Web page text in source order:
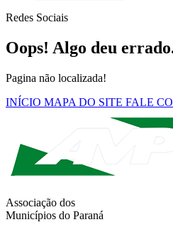
Redes Sociais
Oops! Algo deu
Pagina não localizada!
INÍCIO MAPA DO SITE FALE
Associação dos
Municípios do Paraná